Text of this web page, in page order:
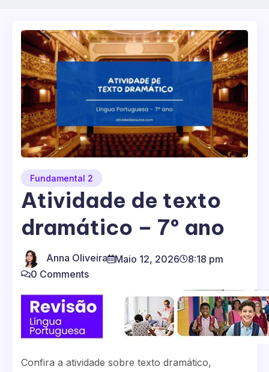
Fundamental 2
Atividade de texto
dramático – 7º ano
Anna Oliveira Maio 12, 2026
8:18 pm
0 Comments
Confira a atividade sobre texto dramático,